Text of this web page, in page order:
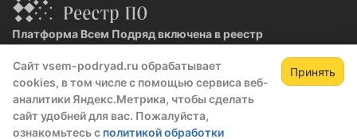
Сайт vsem-podryad.ru обрабатывает
cookies, в том числе с помощью сервиса веб-
аналитики Яндекс.Метрика, чтобы сделать
сайт удобней для вас. Пожалуйста,
ознакомьтесь с политикой обработки
Принять
Платформа Всем Подряд включена в реестр
Реестровая запись №32021 от 06.02.2026
Политика конфиденциальности